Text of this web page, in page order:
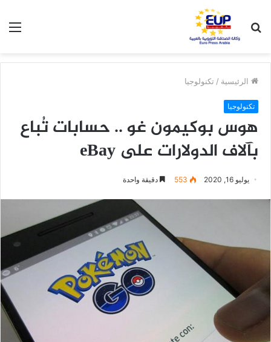
عن
الرئيسية / تكنولوجيا
تكنولوجيا
هوس بوكيمون غو .. حسابات تُباع
بآلاف الدولارات على eBay
يوليو 16, 2020 553 دقيقة واحدة